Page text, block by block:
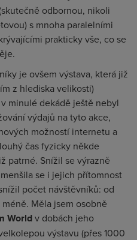
odbornou, nikoli
s mnoha paralelními
prakticky vše, co se
je ovšem výstava, která již
z hlediska velikosti)
minulé dekádě ještě nebyl
výdajů na tyto akce,
možností internetu a
čas fyzicky někde
patrné. Snížil se výrazně
se i jejich přítomnost
počet návštěvníků: od
Měla jsem osobně
Worldv dobách jeho
výstavu (přes 1000